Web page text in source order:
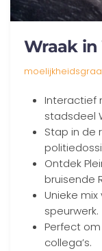
Wraak in
Interactief
stadsdeel
Stap in de
Ontdek
bruisende
Unieke
speurwerk.
Perfect
collega’s.